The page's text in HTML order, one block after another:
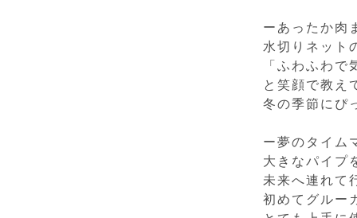
ーあったか肉
水切りネット
「ふわふわ
と笑顔で教え
冬の季節にぴ
ー夢のタイム
大きなパイプ
未来へ連れて
初めてグルー